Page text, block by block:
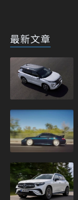
最新文章